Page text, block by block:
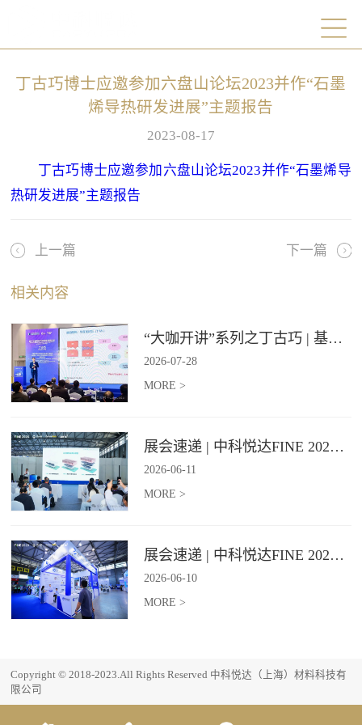
丁古巧博士应邀参加六盘山论坛2023并作“石墨
烯导热研发进展”主题报告
2023-08-17
丁古巧博士应邀参加六盘山论坛2023并作“石墨烯导
热研发进展”主题报告
上一篇 下一篇
相关内容
“大咖开讲”系列之丁古巧 | 基于石墨烯材料的纵向导热技术报告
2026-07-28
MORE >
展会速递 | 中科悦达FINE 2026 Day2精彩继续
2026-06-11
MORE >
展会速递 | 中科悦达FINE 2026 Day1精彩呈现
2026-06-10
MORE >
Copyright © 2018-2023.All Rights Reserved 中科悦达（上海）材料科技有
限公司